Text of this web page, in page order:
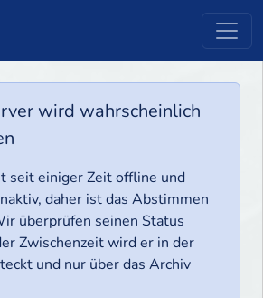
wird wahrscheinlich
seit einiger Zeit offline und
daher ist das Abstimmen
überprüfen seinen Status
Zwischenzeit wird er in der
und nur über das Archiv